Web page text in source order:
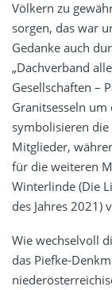
Völkern zu
sorgen, das war
Gedanke auch
„Dachverband
Gesellschaften –
Granitsesseln
symbolisieren
Mitglieder,
für die weiteren
Winterlinde (Die
des Jahres 2021)
Wie wechselvoll
das Piefke-